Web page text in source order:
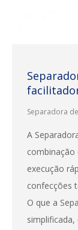
Separadora
A
combinação
execução
confecções
O que a